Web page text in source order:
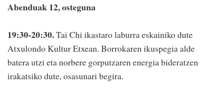
Abenduak 12, osteguna
19:30-20:30.Tai Chi ikastaro laburra eskainiko dute
Atxulondo Kultur Etxean. Borrokaren ikuspegia alde
batera utzi eta norbere gorputzaren energia bideratzen
irakatsiko dute, osasunari begira.